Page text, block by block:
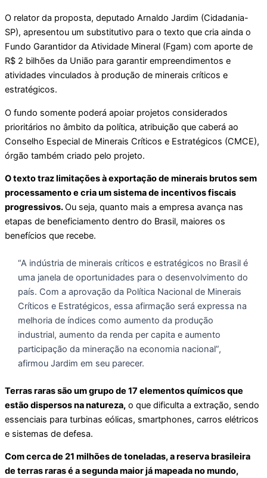
O relator da proposta, deputado Arnaldo Jardim (Cidadania-
SP), apresentou um substitutivo para o texto que cria ainda o
Fundo Garantidor da Atividade Mineral (Fgam) com aporte de
R$ 2 bilhões da União para garantir empreendimentos e
atividades vinculados à produção de minerais críticos e
estratégicos.
O fundo somente poderá apoiar projetos considerados
prioritários no âmbito da política, atribuição que caberá ao
Conselho Especial de Minerais Críticos e Estratégicos (CMCE),
órgão também criado pelo projeto.
O texto traz limitações à exportação de minerais brutos sem
processamento e cria um sistema de incentivos fiscais
progressivos.Ou seja, quanto mais a empresa avança nas
etapas de beneficiamento dentro do Brasil, maiores os
benefícios que recebe.
“A indústria de minerais críticos e estratégicos no Brasil é
uma janela de oportunidades para o desenvolvimento do
país. Com a aprovação da Política Nacional de Minerais
Críticos e Estratégicos, essa afirmação será expressa na
melhoria de índices como aumento da produção
industrial, aumento da renda per capita e aumento
participação da mineração na economia nacional”,
afirmou Jardim em seu parecer.
Terras raras são um grupo de 17 elementos químicos que
estão dispersos na natureza, o que dificulta a extração, sendo
essenciais para turbinas eólicas, smartphones, carros elétricos
e sistemas de defesa.
Com cerca de 21 milhões de toneladas, a reserva brasileira
de terras raras é a segunda maior já mapeada no mundo,